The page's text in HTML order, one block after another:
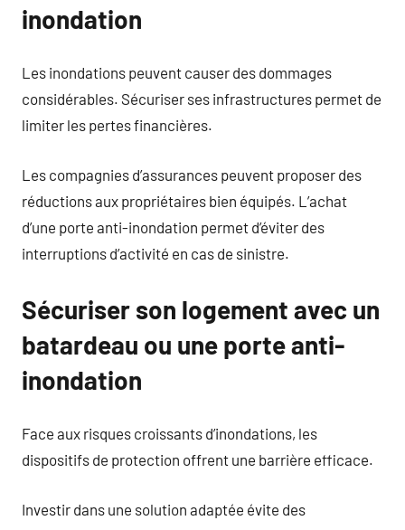
inondation
Les inondations peuvent causer des dommages
considérables. Sécuriser ses infrastructures permet de
limiter les pertes financières.
Les compagnies d’assurances peuvent proposer des
réductions aux propriétaires bien équipés. L’achat
d’une porte anti-inondation permet d’éviter des
interruptions d’activité en cas de sinistre.
Sécuriser son logement avec un
batardeau ou une porte anti-
inondation
Face aux risques croissants d’inondations, les
dispositifs de protection offrent une barrière efficace.
Investir dans une solution adaptée évite des